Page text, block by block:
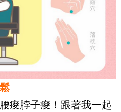
痠脖子痠！跟著我一起